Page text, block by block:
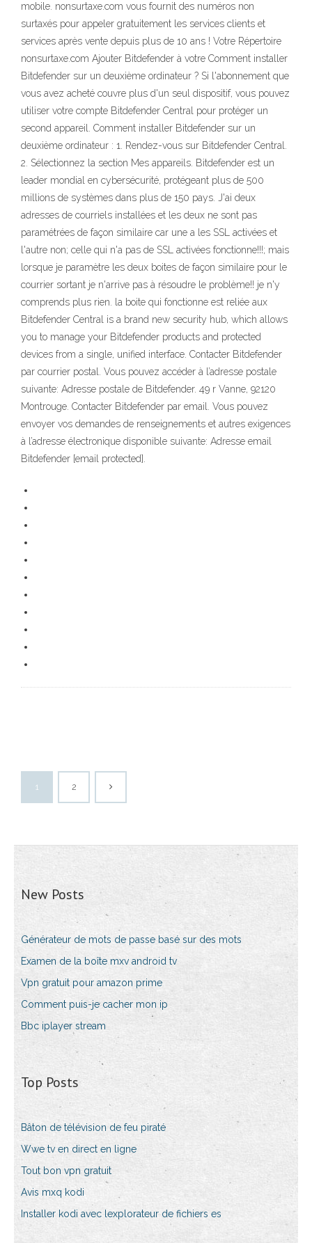
mobile. nonsurtaxe.com vous fournit des numéros non
surtaxés pour appeler gratuitement les services clients et
services après vente depuis plus de 10 ans ! Votre Répertoire
nonsurtaxe.com Ajouter Bitdefender à votre Comment installer
Bitdefender sur un deuxième ordinateur ? Si l'abonnement que
vous avez acheté couvre plus d'un seul dispositif, vous pouvez
utiliser votre compte Bitdefender Central pour protéger un
second appareil. Comment installer Bitdefender sur un
deuxième ordinateur : 1. Rendez-vous sur Bitdefender Central.
2. Sélectionnez la section Mes appareils. Bitdefender est un
leader mondial en cybersécurité, protégeant plus de 500
millions de systèmes dans plus de 150 pays. J'ai deux
adresses de courriels installées et les deux ne sont pas
paramétrées de façon similaire car une a les SSL activées et
l'autre non; celle qui n'a pas de SSL activées fonctionne!!!; mais
lorsque je paramètre les deux boites de façon similaire pour le
courrier sortant je n'arrive pas à résoudre le problème!! je n'y
comprends plus rien. la boite qui fonctionne est reliée aux
Bitdefender Central is a brand new security hub, which allows
you to manage your Bitdefender products and protected
devices from a single, unified interface. Contacter Bitdefender
par courrier postal. Vous pouvez accéder à l’adresse postale
suivante: Adresse postale de Bitdefender. 49 r Vanne, 92120
Montrouge. Contacter Bitdefender par email. Vous pouvez
envoyer vos demandes de renseignements et autres exigences
à l’adresse électronique disponible suivante: Adresse email
Bitdefender [email protected].
1 2
New Posts
Générateur de mots de passe basé sur des mots
Examen de la boîte mxv android tv
Vpn gratuit pour amazon prime
Comment puis-je cacher mon ip
Bbc iplayer stream
Top Posts
Bâton de télévision de feu piraté
Wwe tv en direct en ligne
Tout bon vpn gratuit
Avis mxq kodi
Installer kodi avec lexplorateur de fichiers es